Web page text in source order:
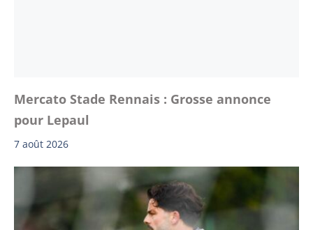
Mercato Stade Rennais : Grosse annonce
pour Lepaul
7 août 2026